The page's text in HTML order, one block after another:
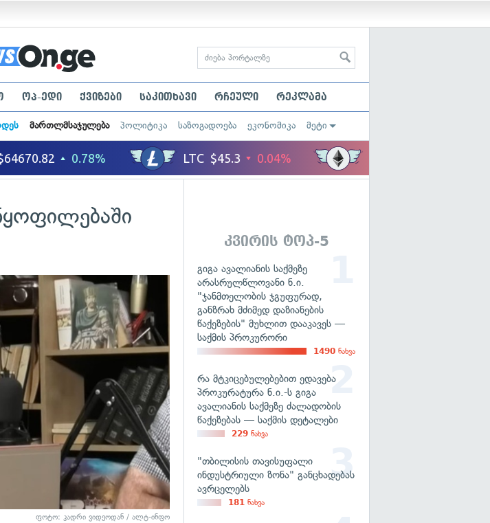
ოპ-ედი ქვიზები საკითხავი რჩეული რეკლამა
მართლმსაჯულება პოლიტიკა საზოგადოება ეკონომიკა მეტი
ფოტო: კადრი ვიდეოდან / ალტ-ინფო
კვირის ტოპ-5
გიგა ავალიანის საქმეზე
არასრულწლოვანი ნ.ი.
"ჯანმთელობის ჯგუფურად,
განზრახ მძიმედ დაზიანების
წაქეზების" მუხლით დააკავეს —
საქმის პროკურორი
1490 ნახვა
რა მტკიცებულებებით ედავება
პროკურატურა ნ.ი.-ს გიგა
ავალიანის საქმეზე ძალადობის
წაქეზებას — საქმის დეტალები
229 ნახვა
"თბილისის თავისუფალი
ინდუსტრიული ზონა" განცხადებას
ავრცელებს
181 ნახვა